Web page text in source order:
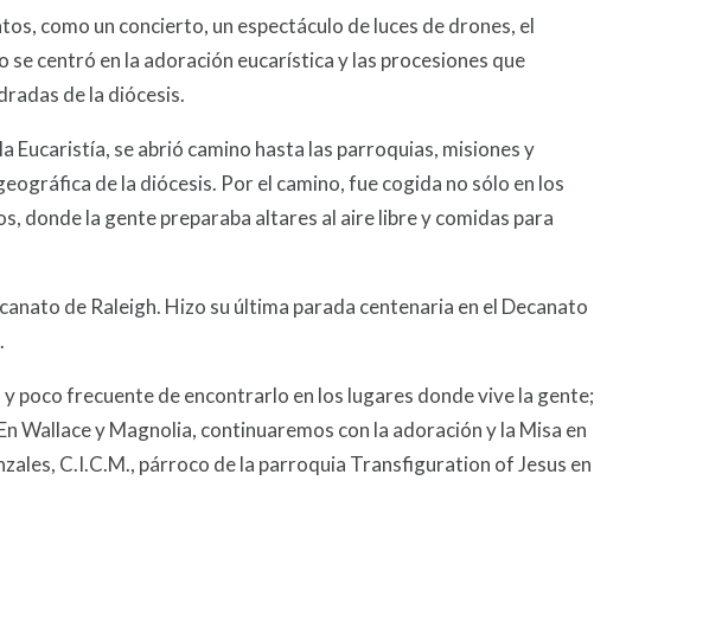
como un concierto, un espectáculo de luces de drones, el
centró en la adoración eucarística y las procesiones que
de la diócesis.
Eucaristía, se abrió camino hasta las parroquias, misiones y
de la diócesis. Por el camino, fue cogida no sólo en los
donde la gente preparaba altares al aire libre y comidas para
de Raleigh. Hizo su última parada centenaria en el Decanato
y poco frecuente de encontrarlo en los lugares donde vive la gente;
Wallace y Magnolia, continuaremos con la adoración y la Misa en
C.I.C.M., párroco de la parroquia Transfiguration of Jesus en